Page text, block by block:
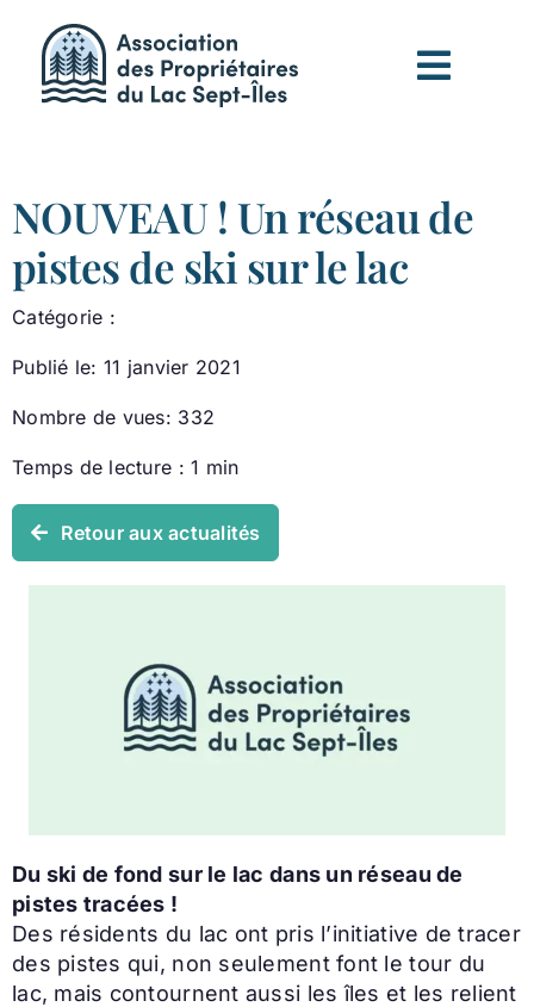
contenu
NOUVEAU ! Un réseau de
pistes de ski sur le lac
Catégorie :
Publié le: 11 janvier 2021
Nombre de vues: 332
Temps de lecture : 1 min
Retour aux actualités
Du ski de fond sur le lac dans un réseau de
pistes tracées !
Des résidents du lac ont pris l’initiative de tracer
des pistes qui, non seulement font le tour du
lac, mais contournent aussi les îles et les relient